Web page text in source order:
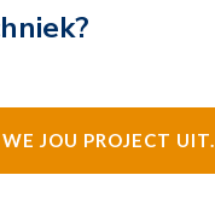
JOU PROJECT UIT.